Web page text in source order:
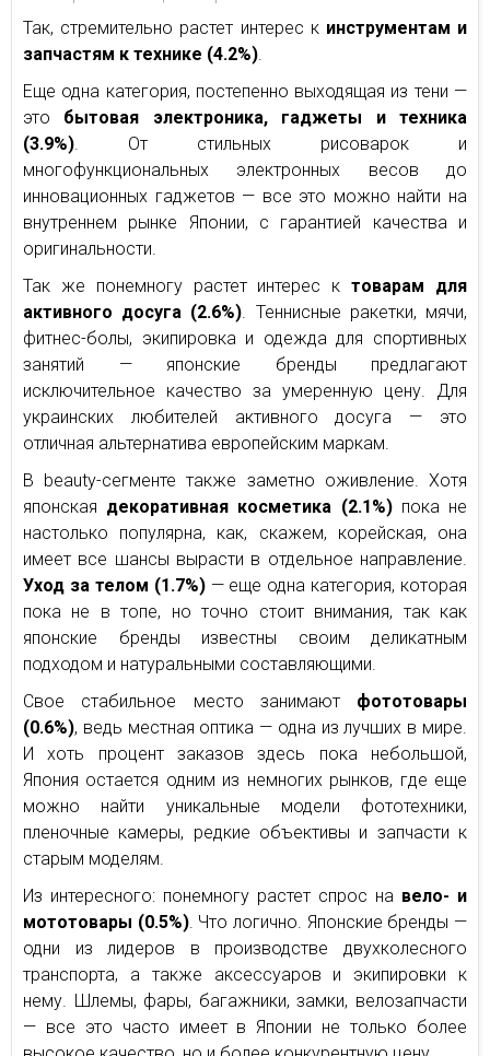
Так, стремительно растет интерес к инструментам и
запчастям к технике (4.2%).
Еще одна категория, постепенно выходящая из тени —
это бытовая электроника, гаджеты и техника
(3.9%). От стильных рисоварок и
многофункциональных электронных весов до
инновационных гаджетов — все это можно найти на
внутреннем рынке Японии, с гарантией качества и
оригинальности.
Так же понемногу растет интерес ктоварам для
активного досуга (2.6%). Теннисные ракетки, мячи,
фитнес-болы, экипировка и одежда для спортивных
занятий — японские бренды предлагают
исключительное качество за умеренную цену. Для
украинских любителей активного досуга — это
отличная альтернатива европейским маркам.
В beauty-сегменте также заметно оживление. Хотя
японская декоративная косметика (2.1%)пока не
настолько популярна, как, скажем, корейская, она
имеет все шансы вырасти в отдельное направление.
Уход за телом (1.7%)— еще одна категория, которая
пока не в топе, но точно стоит внимания, так как
японские бренды известны своим деликатным
подходом и натуральными составляющими.
Свое стабильное место занимают фототовары
(0.6%), ведь местная оптика — одна из лучших в мире.
И хоть процент заказов здесь пока небольшой,
Япония остается одним из немногих рынков, где еще
можно найти уникальные модели фототехники,
пленочные камеры, редкие объективы и запчасти к
старым моделям.
Из интересного: понемногу растет спрос на вело- и
мототовары (0.5%). Что логично. Японские бренды —
одни из лидеров в производстве двухколесного
транспорта, а также аксессуаров и экипировки к
нему. Шлемы, фары, багажники, замки, велозапчасти
— все это часто имеет в Японии не только более